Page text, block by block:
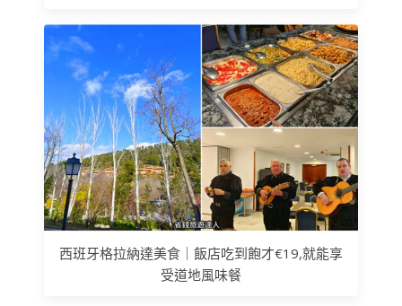
西班牙格拉納達美食｜飯店吃到飽才€19,就能享
受道地風味餐